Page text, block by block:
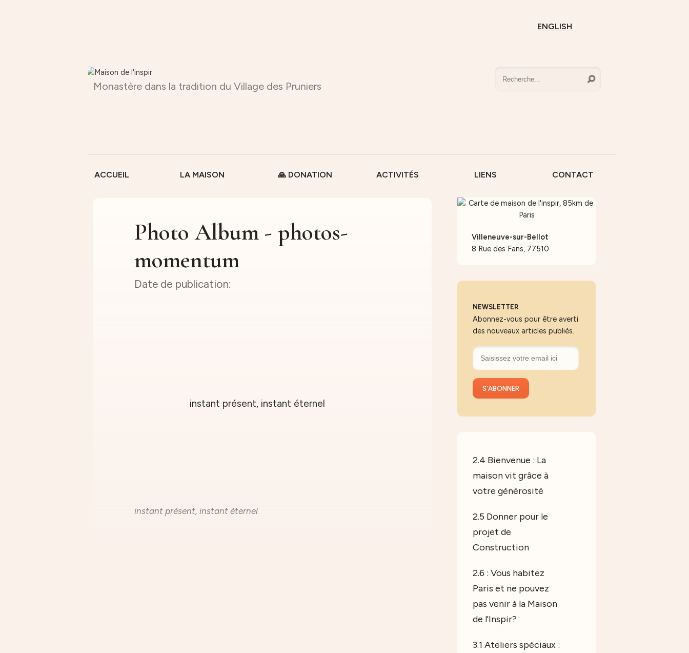
ENGLISH
Monastère dans la tradition du Village des Pruniers
ACCUEIL LA MAISON 🙏 DONATION ACTIVITÉS LIENS CONTACT
Photo Album - photos-
momentum
instant présent, instant éternel
Villeneuve-sur-Bellot
8 Rue des Fans, 77510
NEWSLETTER
Abonnez-vous pour être averti
des nouveaux articles publiés.
2.4 Bienvenue : La
maison vit grâce à
votre générosité
2.5 Donner pour le
projet de
Construction
2.6 : Vous habitez
Paris et ne pouvez
pas venir à la Maison
de l'Inspir?
3.1 Ateliers spéciaux :